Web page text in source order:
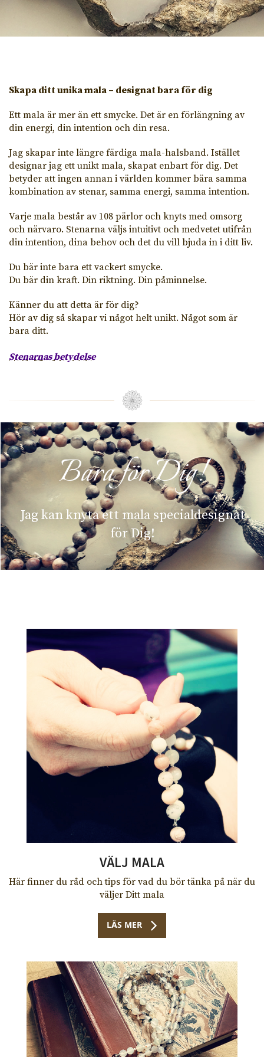
Skapa ditt unika mala – designat bara för dig
Ett mala är mer än ett smycke. Det är en förlängning av
din energi, din intention och din resa.
Jag skapar inte längre färdiga mala-halsband. Istället
designar jag ett unikt mala, skapat enbart för dig. Det
betyder att ingen annan i världen kommer bära samma
kombination av stenar, samma energi, samma intention.
Varje mala består av 108 pärlor och knyts med omsorg
och närvaro. Stenarna väljs intuitivt och medvetet utifrån
din intention, dina behov och det du vill bjuda in i ditt liv.
Du bär inte bara ett vackert smycke.
Du bär din kraft. Din riktning. Din påminnelse.
Känner du att detta är för dig?
Hör av dig så skapar vi något helt unikt. Något som är
bara ditt.
Stenarnas betydelse
Bara för Dig!
Jag kan knyta ett mala specialdesignat
för Dig!
VÄLJ MALA
Här finner du råd och tips för vad du bör tänka på när du
väljer Ditt mala
LÄS MER